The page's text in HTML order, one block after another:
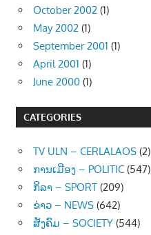
October 2002 (1)
May 2002 (1)
September 2001 (1)
April 2001 (1)
June 2000 (1)
CATEGORIES
TV ULN – CERLALAOS (2)
ການເມືອງ – POLITIC (547)
ກິລາ – SPORT (209)
ຂ່າວ – NEWS (642)
ສັງຄົມ – SOCIETY (544)